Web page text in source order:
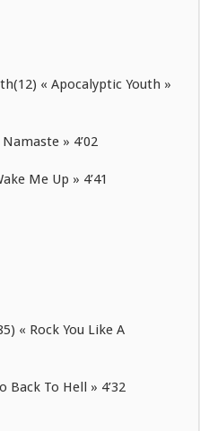
« Apocalyptic Youth »
» 4’02
Me Up » 4’41
« Rock You Like A
Back To Hell » 4’32